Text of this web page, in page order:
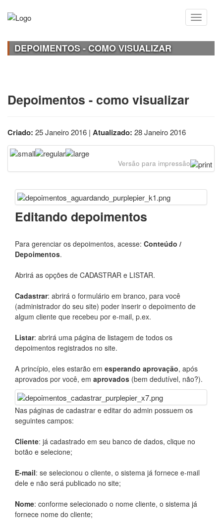
DEPOIMENTOS - COMO VISUALIZAR
Depoimentos - como visualizar
Criado: 25 Janeiro 2016 | Atualizado: 28 Janeiro 2016
Versão para impressão
Editando depoimentos
Para gerenciar os depoimentos, acesse: Conteúdo /
Depoimentos.
Abrirá as opções de CADASTRAR e LISTAR.
Cadastrar: abrirá o formulário em branco, para você
(administrador do seu site) poder inserir o depoimento de
algum cliente que recebeu por e-mail, p.ex.
Listar: abrirá uma página de listagem de todos os
depoimentos registrados no site.
A princípio, eles estarão em esperando aprovação, após
aprovados por você, em aprovados (bem dedutível, não?).
Nas páginas de cadastrar e editar do admin possuem os
seguintes campos:
Cliente: já cadastrado em seu banco de dados, clique no
botão e selecione;
E-mail: se selecionou o cliente, o sistema já fornece e-mail
dele e não será publicado no site;
Nome: conforme selecionado o nome cliente, o sistema já
fornece nome do cliente;